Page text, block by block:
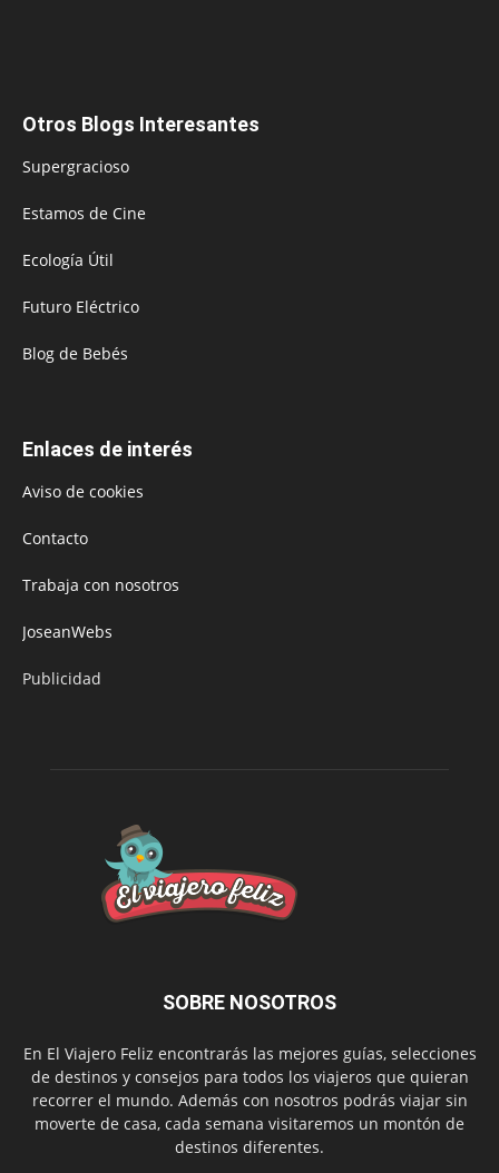
Otros Blogs Interesantes
Supergracioso
Estamos de Cine
Ecología Útil
Futuro Eléctrico
Blog de Bebés
Enlaces de interés
Aviso de cookies
Contacto
Trabaja con nosotros
JoseanWebs
Publicidad
SOBRE NOSOTROS
En El Viajero Feliz encontrarás las mejores guías, selecciones
de destinos y consejos para todos los viajeros que quieran
recorrer el mundo. Además con nosotros podrás viajar sin
moverte de casa, cada semana visitaremos un montón de
destinos diferentes.